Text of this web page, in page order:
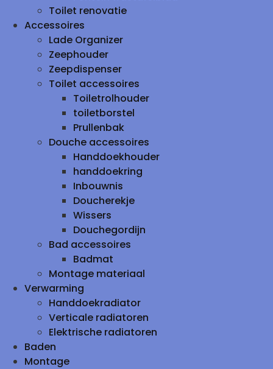
Toilet renovatie
Accessoires
Lade Organizer
Zeephouder
Zeepdispenser
Toilet accessoires
Toiletrolhouder
toiletborstel
Prullenbak
Douche accessoires
Handdoekhouder
handdoekring
Inbouwnis
Doucherekje
Wissers
Douchegordijn
Bad accessoires
Badmat
Montage materiaal
Verwarming
Handdoekradiator
Verticale radiatoren
Elektrische radiatoren
Baden
Montage